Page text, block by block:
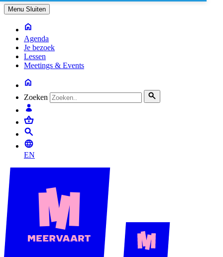
Menu Sluiten
Agenda
Je bezoek
Lessen
Meetings & Events
Zoeken
EN